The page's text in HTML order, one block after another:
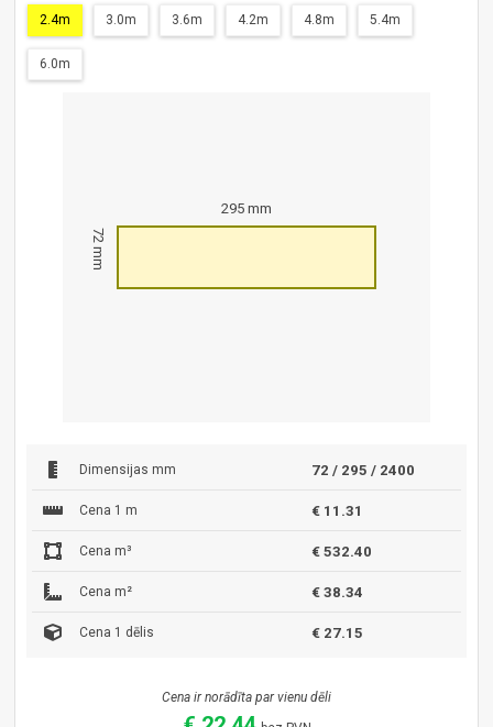
2.4m 3.0m 3.6m 4.2m 4.8m 5.4m
6.0m
295 mm
72 mm
Dimensijas mm 72 / 295 / 2400
Cena 1 m € 11.31
Cena m³ € 532.40
Cena m² € 38.34
Cena 1 dēlis € 27.15
Cena ir norādīta par vienu dēli